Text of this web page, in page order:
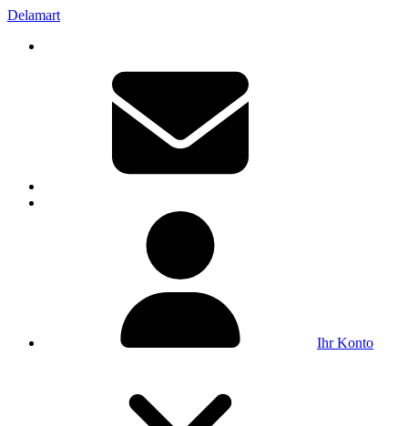
Delamart
Ihr Konto